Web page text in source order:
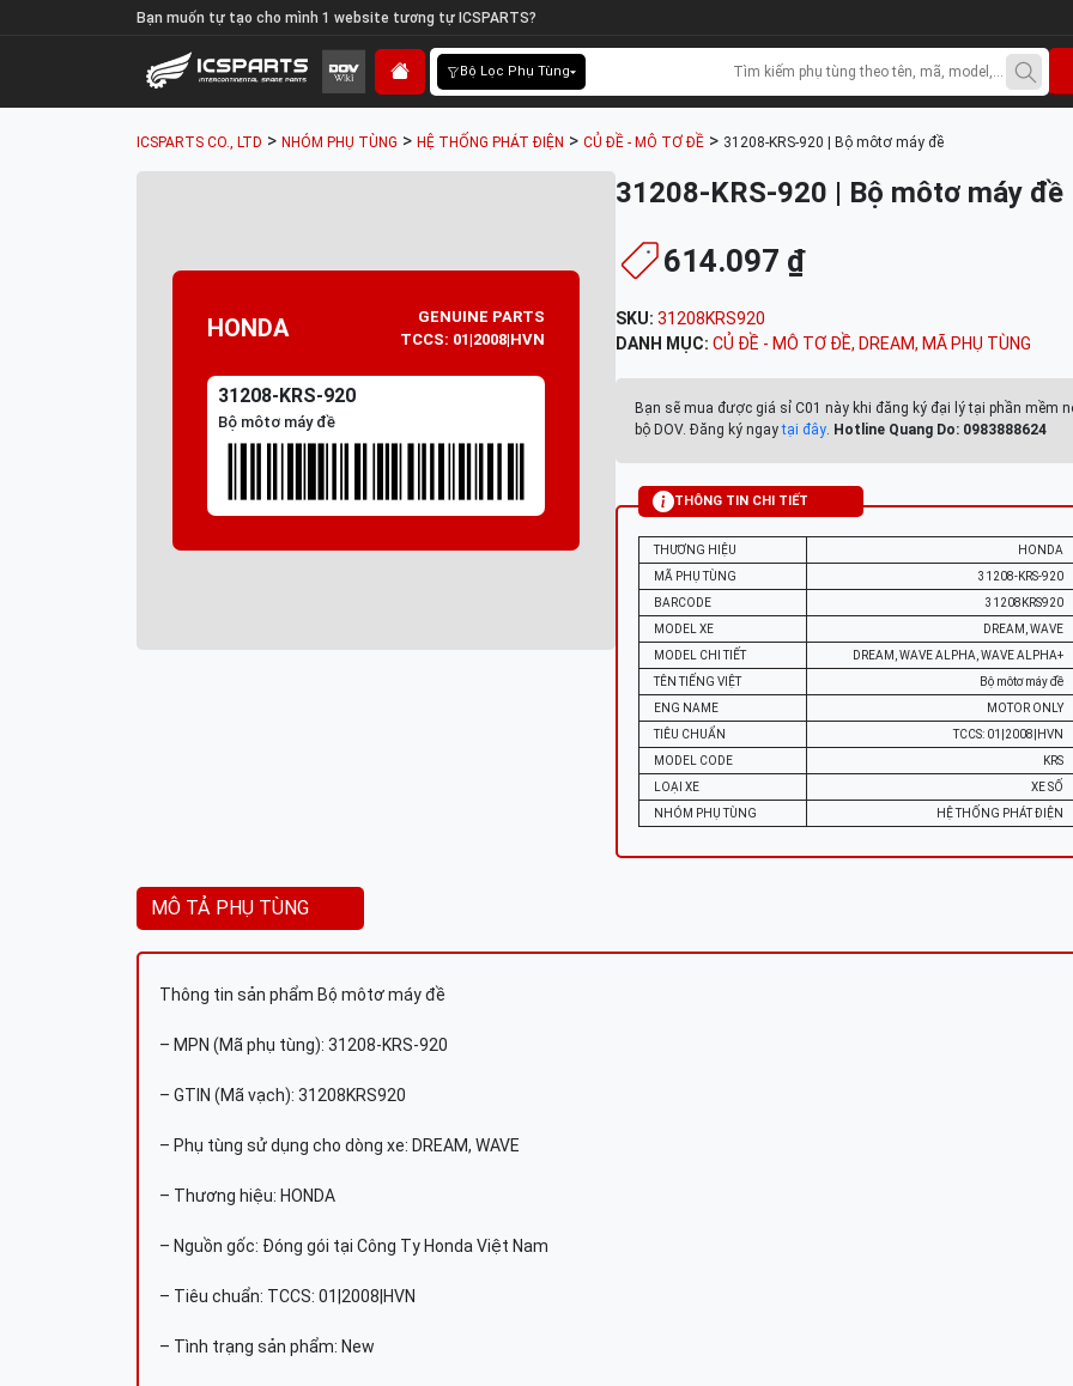
Bạn muốn tự tạo cho mình 1 website tương tự ICSPARTS?
Bộ Lọc Phụ Tùng
ICSPARTS CO., LTD > NHÓM PHỤ TÙNG > HỆ THỐNG PHÁT ĐIỆN > CỦ ĐỀ - MÔ TƠ ĐỀ > 31208-KRS-920 | Bộ môtơ máy đề
HONDA
GENUINE PARTS
TCCS: 01|2008|HVN
31208-KRS-920
Bộ môtơ máy đề
31208-KRS-920 | Bộ môtơ máy đề
614.097 ₫
SKU: 31208KRS920
DANH MỤC: CỦ ĐỀ - MÔ TƠ ĐỀ, DREAM, MÃ PHỤ TÙNG
Bạn sẽ mua được giá sỉ C01 này khi đăng ký đại lý tại phần mềm
bộ DOV. Đăng ký ngaytại đây. Hotline Quang Do: 0983888624
THÔNG TIN CHI TIẾT
THƯƠNG HIỆU
HONDA
MÃ PHỤ TÙNG
31208-KRS-920
BARCODE
31208KRS920
MODEL XE
DREAM, WAVE
MODEL CHI TIẾT
DREAM, WAVE ALPHA, WAVE ALPHA+
TÊN TIẾNG VIỆT
Bộ môtơ máy đề
ENG NAME
MOTOR ONLY
TIÊU CHUẨN
TCCS: 01|2008|HVN
MODEL CODE
KRS
LOẠI XE
XE SỐ
NHÓM PHỤ TÙNG
HỆ THỐNG PHÁT ĐIỆN
MÔ TẢ PHỤ TÙNG
Thông tin sản phẩm Bộ môtơ máy đề
– MPN (Mã phụ tùng): 31208-KRS-920
– GTIN (Mã vạch): 31208KRS920
– Phụ tùng sử dụng cho dòng xe: DREAM, WAVE
– Thương hiệu: HONDA
– Nguồn gốc: Đóng gói tại Công Ty Honda Việt Nam
– Tiêu chuẩn: TCCS: 01|2008|HVN
– Tình trạng sản phẩm: New